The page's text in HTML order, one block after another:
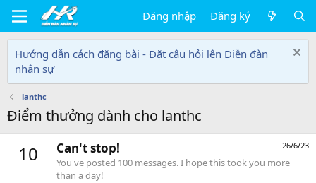
Đăng nhập Đăng ký
Hướng dẫn cách đăng bài - Đặt câu hỏi lên Diễn đàn
nhân sự
lanthc
Điểm thưởng dành cho lanthc
10 26/6/23
Can't stop!
You've posted 100 messages. I hope this took you more
than a day!